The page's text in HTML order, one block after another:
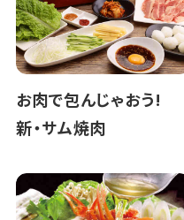
お肉で包んじゃおう!
新・サム焼肉